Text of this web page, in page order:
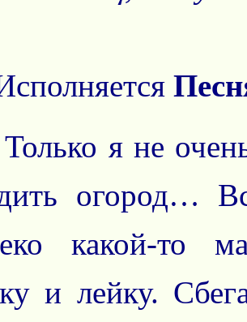
Только я не
огород…
какой-то
и лейку.